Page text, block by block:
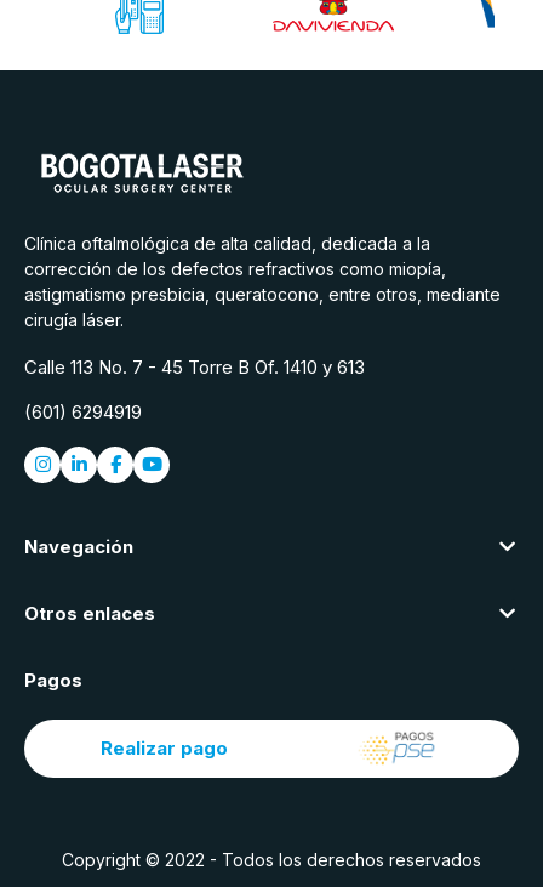
Clínica oftalmológica de alta calidad, dedicada a la
corrección de los defectos refractivos como miopía,
astigmatismo presbicia, queratocono, entre otros, mediante
cirugía láser.
Calle 113 No. 7 - 45 Torre B Of. 1410 y 613
(601) 6294919
Navegación
Otros enlaces
Pagos
Realizar pago
Copyright © 2022 - Todos los derechos reservados